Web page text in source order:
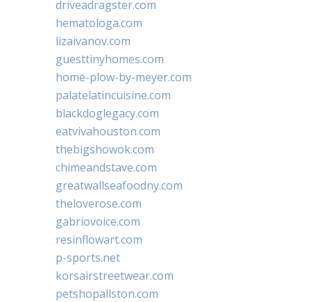
driveadragster.com
hematologa.com
lizaivanov.com
guesttinyhomes.com
home-plow-by-meyer.com
palatelatincuisine.com
blackdoglegacy.com
eatvivahouston.com
thebigshowok.com
chimeandstave.com
greatwallseafoodny.com
theloverose.com
gabriovoice.com
resinflowart.com
p-sports.net
korsairstreetwear.com
petshopallston.com